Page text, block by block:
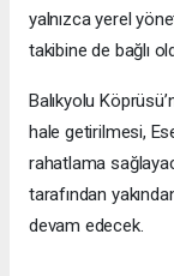
yalnızca yerel
takibine de bağlı
Balıkyolu
hale getirilmesi,
rahatlama
tarafından
devam edecek.